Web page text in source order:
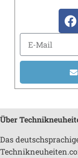
Über
Das